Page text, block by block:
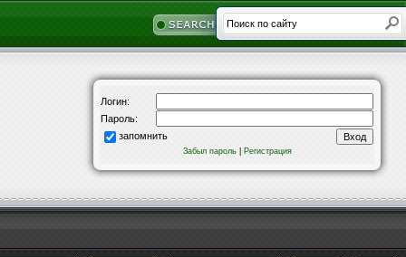
Логин:
Пароль:
запомнить
Забыл пароль| Регистрация